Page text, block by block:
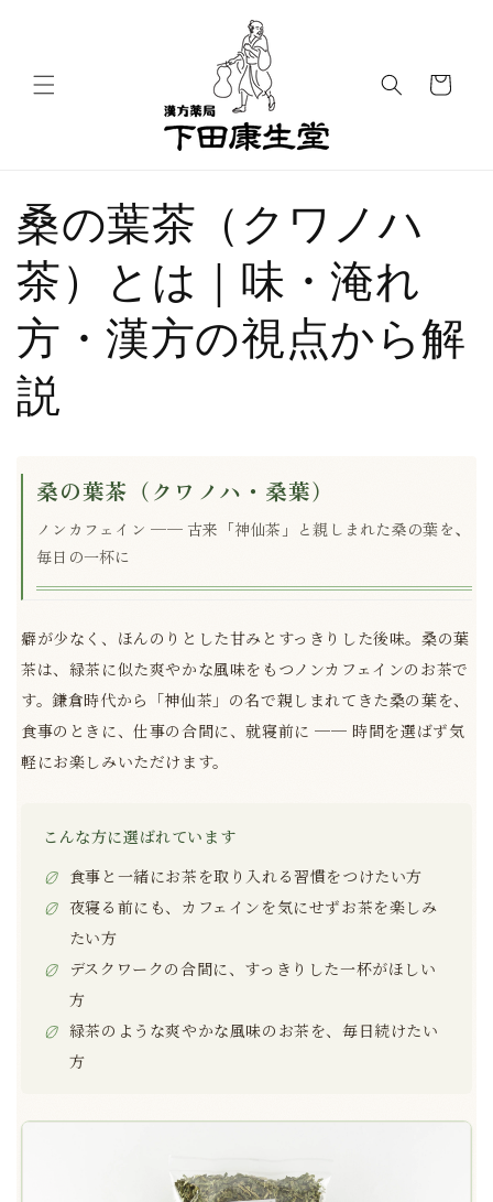
ー
桑の葉茶（クワノハ
茶）とは｜味・淹れ
方・漢方の視点から解
説
桑の葉茶（クワノハ・桑葉）
ノンカフェイン ── 古来「神仙茶」と親しまれた桑の葉を、
毎日の一杯に
癖が少なく、ほんのりとした甘みとすっきりした後味。桑の葉
茶は、緑茶に似た爽やかな風味をもつノンカフェインのお茶で
す。鎌倉時代から「神仙茶」の名で親しまれてきた桑の葉を、
食事のときに、仕事の合間に、就寝前に ── 時間を選ばず気
軽にお楽しみいただけます。
こんな方に選ばれています
食事と一緒にお茶を取り入れる習慣をつけたい方
夜寝る前にも、カフェインを気にせずお茶を楽しみ
たい方
デスクワークの合間に、すっきりした一杯がほしい
方
緑茶のような爽やかな風味のお茶を、毎日続けたい
方